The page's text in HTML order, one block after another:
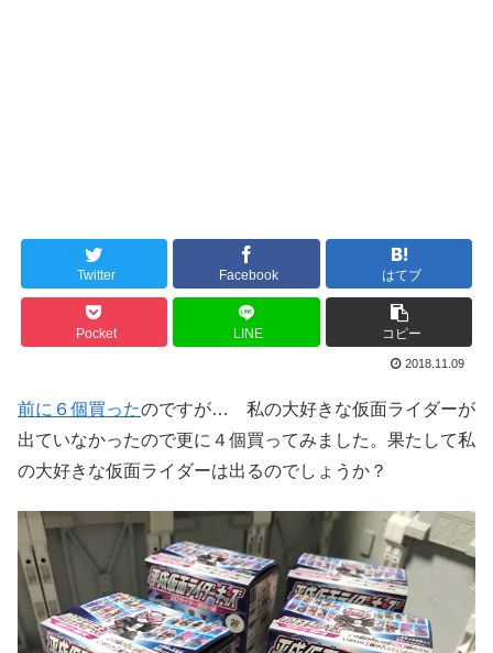
Twitter Facebook はてブ
Pocket LINE コピー
2018.11.09
前に６個買ったのですが… 私の大好きな仮面ライダーが
出ていなかったので更に４個買ってみました。果たして私
の大好きな仮面ライダーは出るのでしょうか？